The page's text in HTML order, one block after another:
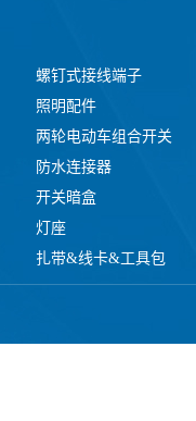
螺钉式接线端子
照明配件
两轮电动车组合开关
防水连接器
开关暗盒
灯座
扎带&线卡&工具包